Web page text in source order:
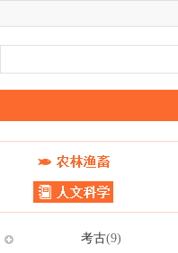
考古(9)